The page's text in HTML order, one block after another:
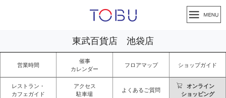
東武百貨店 池袋店
営業時間
催事
カレンダー
フロアマップ ショップガイド
レストラン・
カフェガイド
アクセス
駐車場
よくあるご質問
オンライン
ショッピング